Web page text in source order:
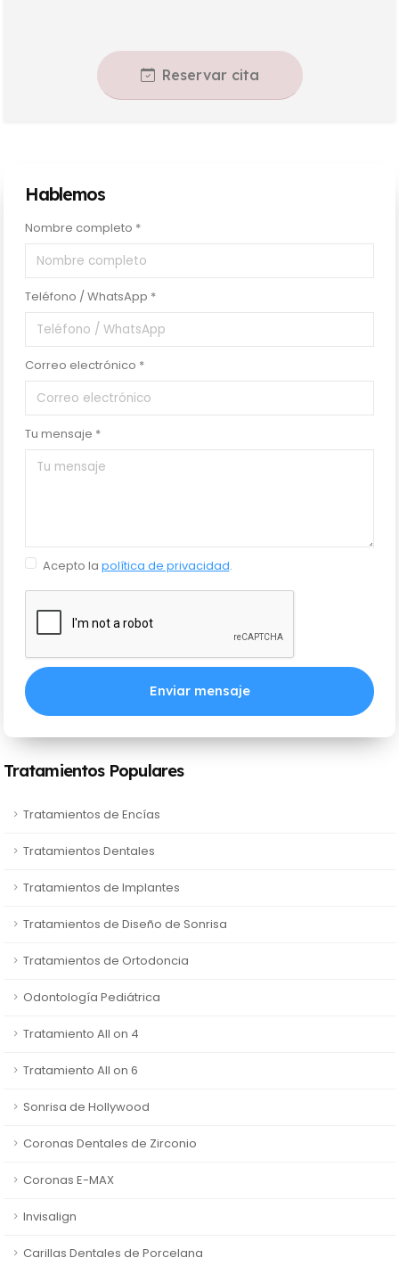
Hablemos
Nombre completo *
Teléfono / WhatsApp *
Correo electrónico *
Tu mensaje *
Acepto la política de privacidad.
Enviar mensaje
Tratamientos Populares
Tratamientos de Encías
Tratamientos Dentales
Tratamientos de Implantes
Tratamientos de Diseño de Sonrisa
Tratamientos de Ortodoncia
Odontología Pediátrica
Tratamiento All on 4
Tratamiento All on 6
Sonrisa de Hollywood
Coronas Dentales de Zirconio
Coronas E-MAX
Invisalign
Carillas Dentales de Porcelana
Reservar cita